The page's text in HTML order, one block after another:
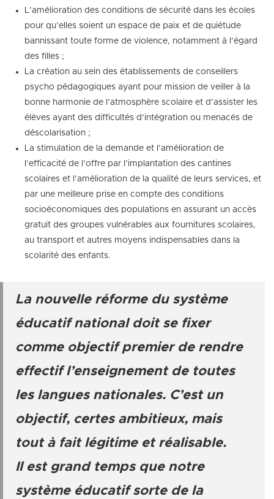
L’amélioration des conditions de sécurité dans les écoles
pour qu’elles soient un espace de paix et de quiétude
bannissant toute forme de violence, notamment à l’égard
des filles ;
La création au sein des établissements de conseillers
psycho pédagogiques ayant pour mission de veiller à la
bonne harmonie de l’atmosphère scolaire et d’assister les
élèves ayant des difficultés d’intégration ou menacés de
déscolarisation ;
La stimulation de la demande et l’amélioration de
l’efficacité de l’offre par l’implantation des cantines
scolaires et l’amélioration de la qualité de leurs services, et
par une meilleure prise en compte des conditions
socioéconomiques des populations en assurant un accès
gratuit des groupes vulnérables aux fournitures scolaires,
au transport et autres moyens indispensables dans la
scolarité des enfants.
La nouvelle réforme du système
éducatif national doit se fixer
comme objectif premier de rendre
effectif l’enseignement de toutes
les langues nationales. C’est un
objectif, certes ambitieux, mais
tout à fait légitime et réalisable.
Il est grand temps que notre
système éducatif sorte de la